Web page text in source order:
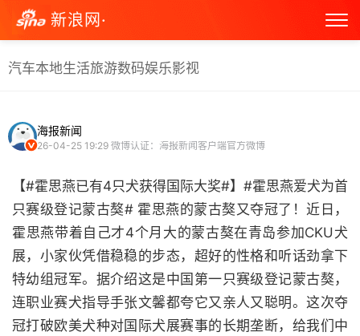
新浪网·
汽车本地生活旅游数码娱乐影视
海报新闻
26-04-25 19:29 微博认证：海报新闻客户端官方微博
【#霍思燕已有4只犬获得国际大奖#】#霍思燕爱犬为首
只赛级登记蒙古獒# 霍思燕的蒙古獒又夺冠了！近日，
霍思燕带着自己才4个月大的蒙古獒在青岛参加CKU犬
展，小家伙凭借稳稳的步态，超好的性格和听话劲拿下
特幼组冠军。据介绍这是中国第一只赛级登记蒙古獒，
连职业赛犬指导手张文馨都夸它又亲人又聪明。这次夺
冠打破欧美犬种对国际犬展赛事的长期垄断，给我们中